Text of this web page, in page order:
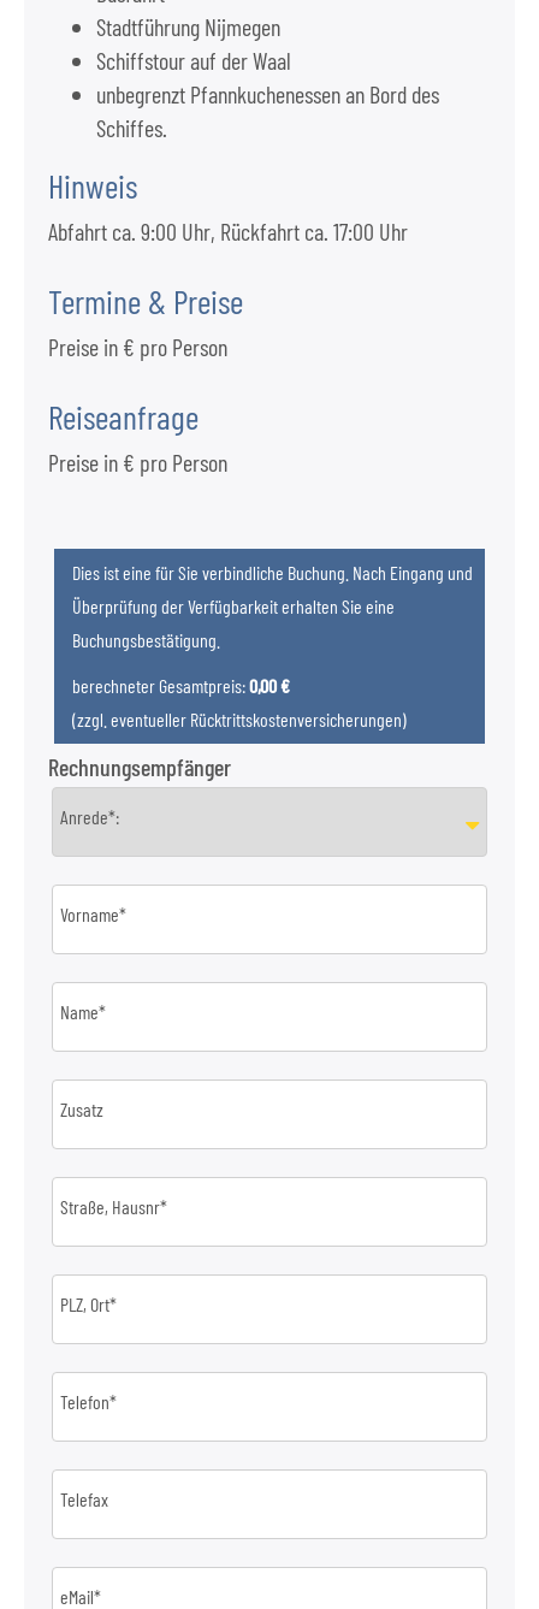
Stadtführung Nijmegen
Schiffstour auf der Waal
unbegrenzt Pfannkuchenessen an Bord des
Schiffes.
Hinweis
Abfahrt ca. 9:00 Uhr, Rückfahrt ca. 17:00 Uhr
Termine & Preise
Preise in € pro Person
Reiseanfrage
Preise in € pro Person
Dies ist eine für Sie verbindliche Buchung. Nach Eingang und
Überprüfung der Verfügbarkeit erhalten Sie eine
Buchungsbestätigung.
berechneter Gesamtpreis:0,00 €
(zzgl. eventueller Rücktrittskostenversicherungen)
Rechnungsempfänger
Anrede*:
Vorname*
Name*
Zusatz
Straße, Hausnr*
PLZ, Ort*
Telefon*
Telefax
eMail*